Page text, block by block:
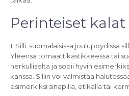
Perinteiset kalat
1. Silli: suomalaisissa joulupöydissä
Yleensä tomaattikastikkeessa tai
herkulliselta ja sopii hyvin
kanssa. Sillin voi valmistaa
esimerkiksi sinapilla, etikalla tai